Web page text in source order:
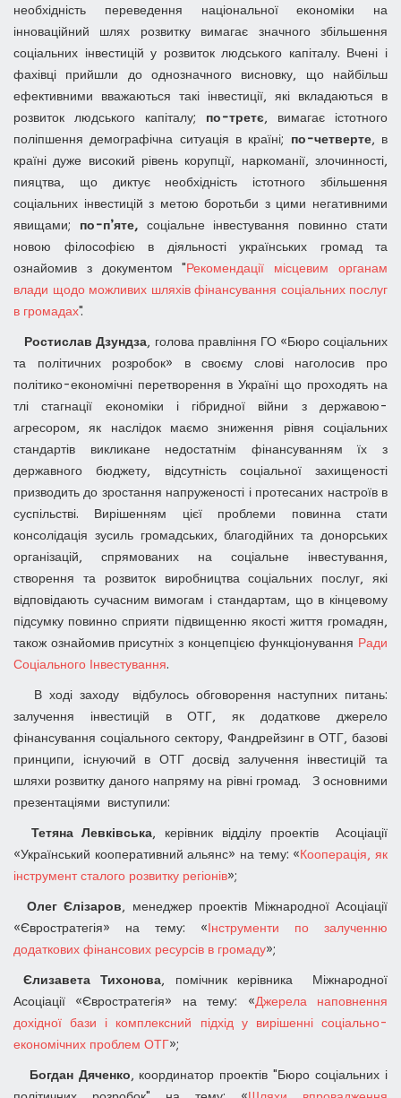
необхідність переведення національної економіки на
інноваційний шлях розвитку вимагає значного збільшення
соціальних інвестицій у розвиток людського капіталу. Вчені і
фахівці прийшли до однозначного висновку, що найбільш
ефективними вважаються такі інвестиції, які вкладаються в
розвиток людського капіталу; по-третє, вимагає істотного
поліпшення демографічна ситуація в країні; по-четверте, в
країні дуже високий рівень корупції, наркоманії, злочинності,
пияцтва, що диктує необхідність істотного збільшення
соціальних інвестицій з метою боротьби з цими негативними
явищами; по-п’яте,соціальне інвестування повинно стати
новою філософією в діяльності українських громад та
ознайомив з документом "Рекомендації місцевим органам
влади щодо можливих шляхів фінансування соціальних послуг
в громадах".
Ростислав Дзундза, голова правління ГО «Бюро соціальних
та політичних розробок» в своєму слові наголосив про
політико-економічні перетворення в Україні що проходять на
тлі стагнації економіки і гібридної війни з державою-
агресором, як наслідок маємо зниження рівня соціальних
стандартів викликане недостатнім фінансуванням їх з
державного бюджету, відсутність соціальної захищеності
призводить до зростання напруженості і протесаних настроїв в
суспільстві. Вирішенням цієї проблеми повинна стати
консолідація зусиль громадських, благодійних та донорських
організацій, спрямованих на соціальне інвестування,
створення та розвиток виробництва соціальних послуг, які
відповідають сучасним вимогам і стандартам, що в кінцевому
підсумку повинно сприяти підвищенню якості життя громадян,
також ознайомив присутніх з концепцією функціонування Ради
Соціального Інвестування.
В ході заходу відбулось обговорення наступних питань:
залучення інвестицій в ОТГ, як додаткове джерело
фінансування соціального сектору, Фандрейзинг в ОТГ, базові
принципи, існуючий в ОТГ досвід залучення інвестицій та
шляхи розвитку даного напряму на рівні громад. З основними
презентаціями виступили:
Тетяна Левківська, керівник відділу проектів Асоціації
«Український кооперативний альянс» на тему: «Кооперація, як
інструмент сталого розвитку регіонів»;
Олег Єлізаров, менеджер проектів Міжнародної Асоціації
«Євростратегія» на тему: «Інструменти по залученню
додаткових фінансових ресурсів в громаду»;
Єлизавета Тихонова, помічник керівника Міжнародної
Асоціації «Євростратегія» на тему: «Джерела наповнення
дохідної бази і комплексний підхід у вирішенні соціально-
економічних проблем ОТГ»;
Богдан Дяченко, координатор проектів "Бюро соціальних і